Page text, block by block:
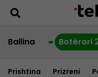
Ballina Botërori
Prishtina Prizreni